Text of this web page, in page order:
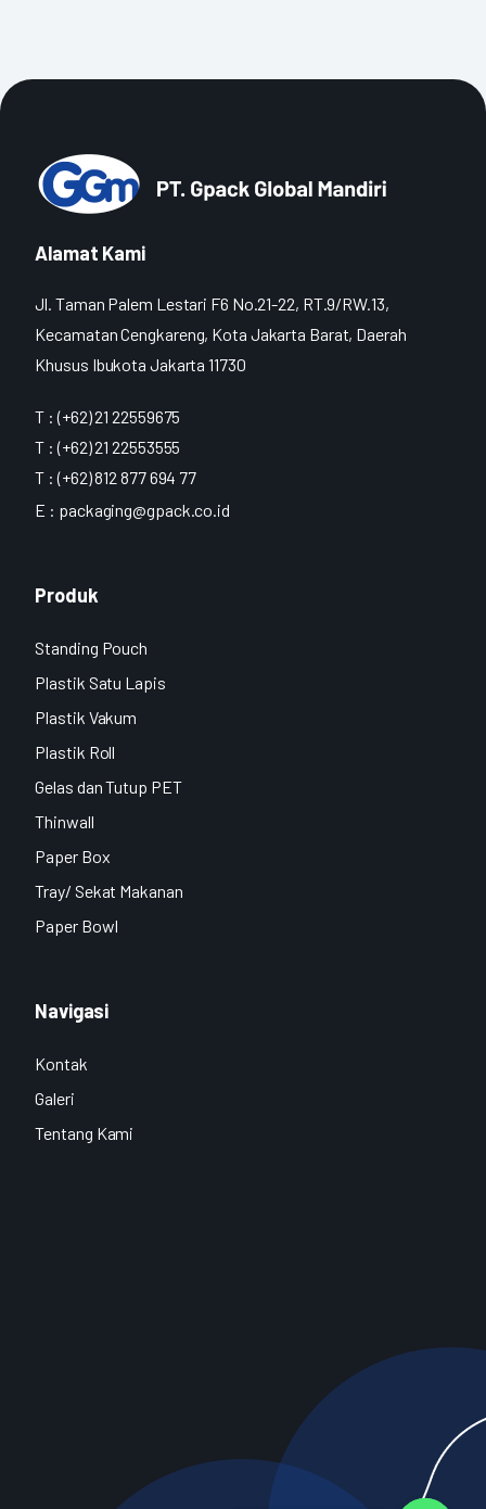
Alamat Kami
Jl. Taman Palem Lestari F6 No.21-22, RT.9/RW.13,
Kecamatan Cengkareng, Kota Jakarta Barat, Daerah
Khusus Ibukota Jakarta 11730
T : (+62) 21 22559675
T : (+62) 21 22553555
T : (+62) 812 877 694 77
E : packaging@gpack.co.id
Produk
Standing Pouch
Plastik Satu Lapis
Plastik Vakum
Plastik Roll
Gelas dan Tutup PET
Thinwall
Paper Box
Tray/ Sekat Makanan
Paper Bowl
Navigasi
Kontak
Galeri
Tentang Kami